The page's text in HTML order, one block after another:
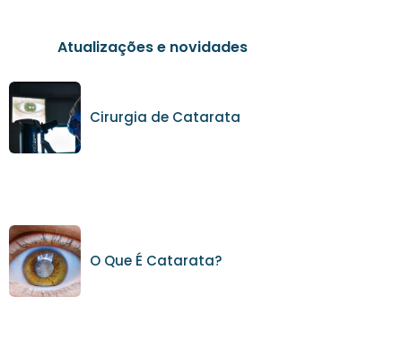
Atualizações e novidades
Cirurgia de Catarata
O Que É Catarata?